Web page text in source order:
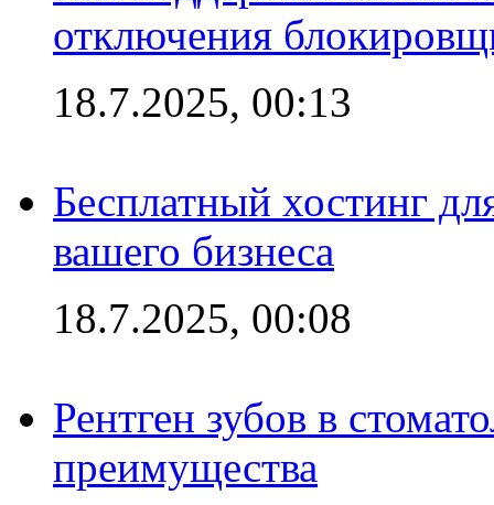
отключения
18.7.2025, 00:13
Бесплатный хостинг
вашего бизнеса
18.7.2025, 00:08
Рентген зубов в
преимущества